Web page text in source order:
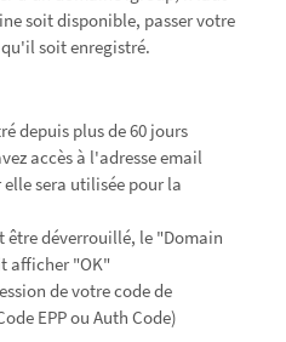
soit disponible, passer votre
soit enregistré.
depuis plus de 60 jours
accès à l'adresse email
sera utilisée pour la
être déverrouillé, le "Domain
afficher "OK"
de votre code de
EPP ou Auth Code)